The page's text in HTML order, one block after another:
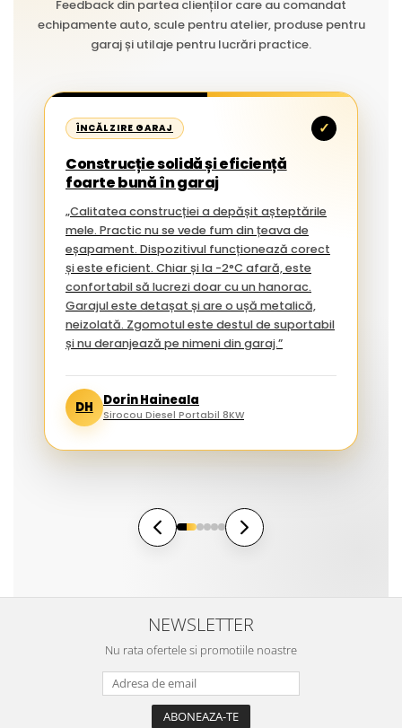
Feedback din partea clienților care au comandat
echipamente auto, scule pentru atelier, produse pentru
garaj și utilaje pentru lucrări practice.
ÎNCĂLZIRE GARAJ ✓
Construcție solidă și eficiență
foarte bună în garaj
„Calitatea construcției a depășit așteptările
mele. Practic nu se vede fum din țeava de
eșapament. Dispozitivul funcționează corect
și este eficient. Chiar și la -2°C afară, este
confortabil să lucrezi doar cu un hanorac.
Garajul este detașat și are o ușă metalică,
neizolată. Zgomotul este destul de suportabil
și nu deranjează pe nimeni din garaj.”
DH Dorin Haineala
Sirocou Diesel Portabil 8KW
NEWSLETTER
Nu rata ofertele si promotiile noastre